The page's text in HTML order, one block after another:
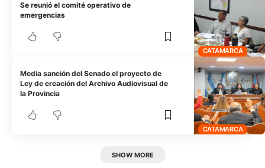
CATAMARCA
Se reunió el comité operativo de
emergencias
CATAMARCA
Media sanción del Senado el proyecto de
Ley de creación del Archivo Audiovisual de
la Provincia
SHOW MORE